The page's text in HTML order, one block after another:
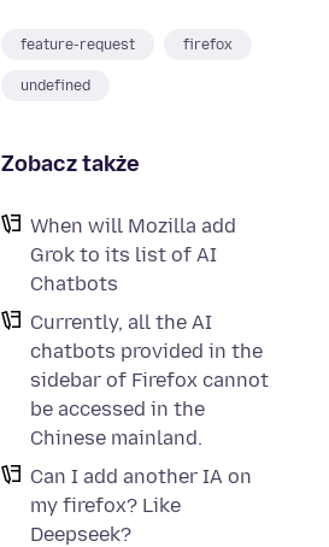
feature-request firefox
undefined
Zobacz także
When will Mozilla add
Grok to its list of AI
Chatbots
Currently, all the AI
chatbots provided in the
sidebar of Firefox cannot
be accessed in the
Chinese mainland.
Can I add another IA on
my firefox? Like
Deepseek?